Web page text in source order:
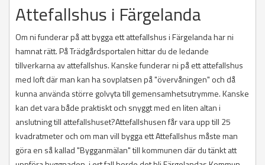
Attefallshus i Färgelanda
Om ni funderar på att bygga ett attefallshus i Färgelanda har ni
hamnat rätt. På Trädgårdsportalen hittar du de ledande
tillverkarna av attefallshus. Kanske funderar ni på ett attefallshus
med loft där man kan ha sovplatsen på "övervåningen" och då
kunna använda större golvyta till gemensamhetsutrymme. Kanske
kan det vara både praktiskt och snyggt med en liten altan i
anslutning till attefallshuset?Attefallshusen får vara upp till 25
kvadratmeter och om man vill bygga ett Attefallshus måste man
göra en så kallad "Bygganmälan" till kommunen där du tänkt att